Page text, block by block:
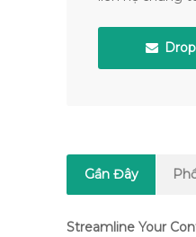
Gần Đây
Streamline Your